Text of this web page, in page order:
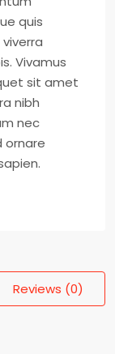
quis
Vivamus
sit amet
nibh
nec
ornare
Reviews (0)